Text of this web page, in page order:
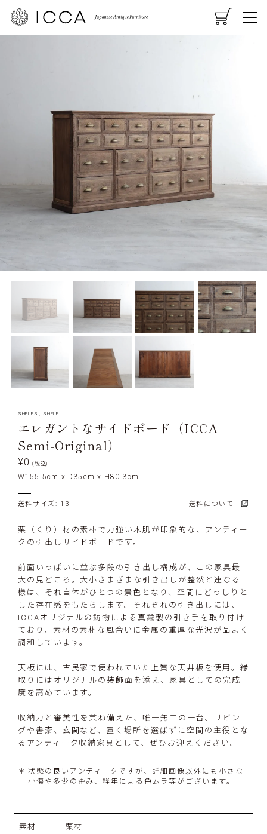
CART MENU
SHELFS , SHELF
エレガントなサイドボード（ICCA
Semi-Original）
¥0 (税込)
W155.5cm x D35cm x H80.3cm
送料サイズ: 13 送料について
栗（くり）材の素朴で力強い木肌が印象的な、アンティー
クの引出しサイドボードです。
前面いっぱいに並ぶ多段の引き出し構成が、この家具最
大の見どころ。大小さまざまな引き出しが整然と連なる
様は、それ自体がひとつの景色となり、空間にどっしりと
した存在感をもたらします。それぞれの引き出しには、
ICCAオリジナルの鋳物による真鍮製の引き手を取り付け
ており、素材の素朴な風合いに金属の重厚な光沢が品よく
調和しています。
天板には、古民家で使われていた上質な天井板を使用。縁
取りにはオリジナルの装飾面を添え、家具としての完成
度を高めています。
収納力と審美性を兼ね備えた、唯一無二の一台。リビン
グや書斎、玄関など、置く場所を選ばずに空間の主役とな
るアンティーク収納家具として、ぜひお迎えください。
状態の良いアンティークですが、詳細画像以外にも小さな
小傷や多少の歪み、経年による色ムラ等がございます。
素材
栗材